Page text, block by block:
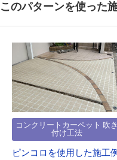
このパターンを使った
コンクリートカーペット 吹き
付け工法
ピンコロを使用した施工例